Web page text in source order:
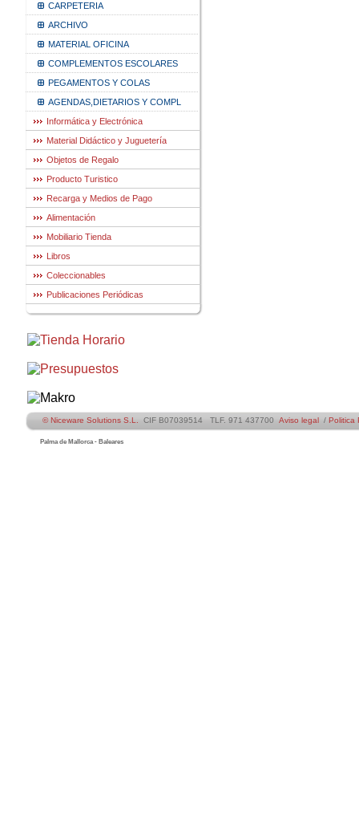
CARPETERIA
ARCHIVO
MATERIAL OFICINA
COMPLEMENTOS ESCOLARES
PEGAMENTOS Y COLAS
AGENDAS,DIETARIOS Y COMPL
Informática y Electrónica
Material Didáctico y Juguetería
Objetos de Regalo
Producto Turistico
Recarga y Medios de Pago
Alimentación
Mobiliario Tienda
Libros
Coleccionables
Publicaciones Periódicas
© Niceware Solutions S.L. CIF B07039514 TLF. 971 437700 Aviso legal / Politica
Palma de Mallorca - Baleares